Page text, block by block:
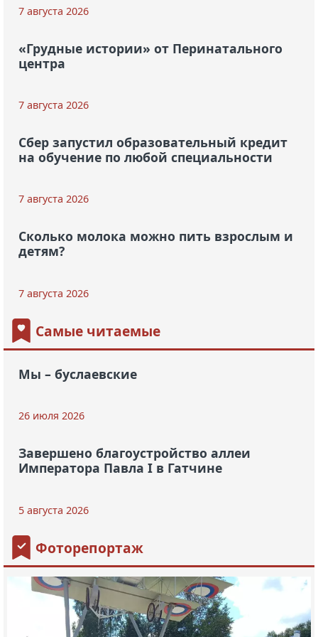
7 августа 2026
«Грудные истории» от Перинатального
центра
7 августа 2026
Сбер запустил образовательный кредит
на обучение по любой специальности
7 августа 2026
Сколько молока можно пить взрослым и
детям?
7 августа 2026
Самые читаемые
Мы – буслаевские
26 июля 2026
Завершено благоустройство аллеи
Императора Павла I в Гатчине
5 августа 2026
Фоторепортаж